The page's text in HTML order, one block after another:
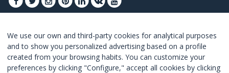
MELD U AAN VOOR ONZE BESTE DEALS
AANMELDEN
We use our own and third-party cookies for analytical purposes
and to show you personalized advertising based on a profile
created from your browsing habits. You can customize your
preferences by clicking "Configure," accept all cookies by clicking